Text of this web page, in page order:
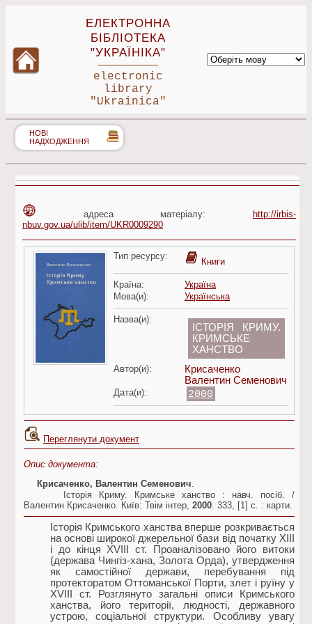
ЕЛЕКТРОННА
БІБЛІОТЕКА
"УКРАЇНІКА"
electronic
library
"Ukrainica"
НОВІ
НАДХОДЖЕННЯ
адреса матеріалу:
http://irbis-
nbuv.gov.ua/ulib/item/UKR0009290
Тип ресурсу:
Книги
Країна:
Україна
Мова(и):
Українська
Назва(и):
ІСТОРІЯ КРИМУ.
КРИМСЬКЕ
ХАНСТВО
Автор(и):
Крисаченко
Валентин Семенович
Дата(и): 2000
Переглянути документ
Опис документа:
Крисаченко, Валентин Семенович
Історія Криму. Кримське ханство : навч. посіб. /
Валентин Крисаченко. Київ: Твім інтер, 2000. 333, [1] с. : карти.
Історія Кримського ханства вперше розкривається
на основі широкої джерельної бази від початку XIII
і до кінця XVIII ст. Проаналізовано його витоки
(держава Чингіз-хана, Золота Орда), утвердження
як самостійної держави, перебування під
протекторатом Оттоманської Порти, злет і руїну у
XVIII ст. Розглянуто загальні описи Кримського
ханства, його території, людності, державного
устрою, соціальної структури. Особливу увагу